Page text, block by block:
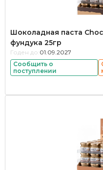
Шоколадная паста
фундука 25гр
Годен до: 01.09.2027
Сообщить о
поступлении